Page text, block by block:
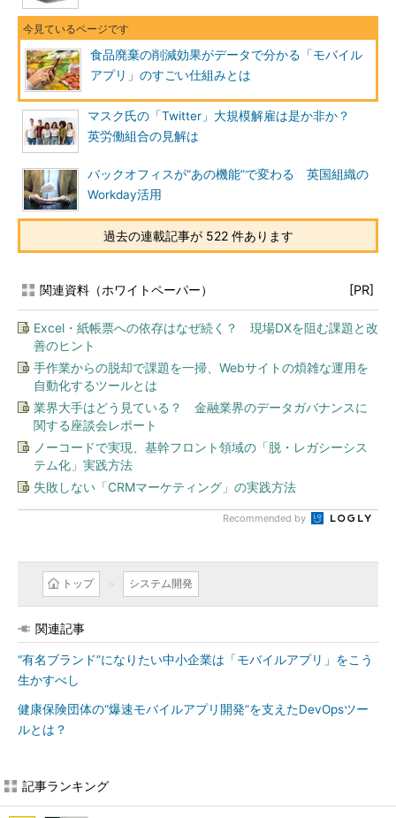
食品廃棄の削減効果がデータで分かる「モバイル
アプリ」のすごい仕組みとは
マスク氏の「Twitter」大規模解雇は是か非か？
英労働組合の見解は
バックオフィスが“あの機能”で変わる 英国組織の
Workday活用
過去の連載記事が 522 件あります
関連資料（ホワイトペーパー） [PR]
Excel・紙帳票への依存はなぜ続く？ 現場DXを阻む課題と改
善のヒント
手作業からの脱却で課題を一掃、Webサイトの煩雑な運用を
自動化するツールとは
業界大手はどう見ている？ 金融業界のデータガバナンスに
関する座談会レポート
ノーコードで実現、基幹フロント領域の「脱・レガシーシス
テム化」実践方法
失敗しない「CRMマーケティング」の実践方法
Recommended by
トップ システム開発
関連記事
“有名ブランド”になりたい中小企業は「モバイルアプリ」をこう
生かすべし
健康保険団体の“爆速モバイルアプリ開発”を支えたDevOpsツー
ルとは？
記事ランキング